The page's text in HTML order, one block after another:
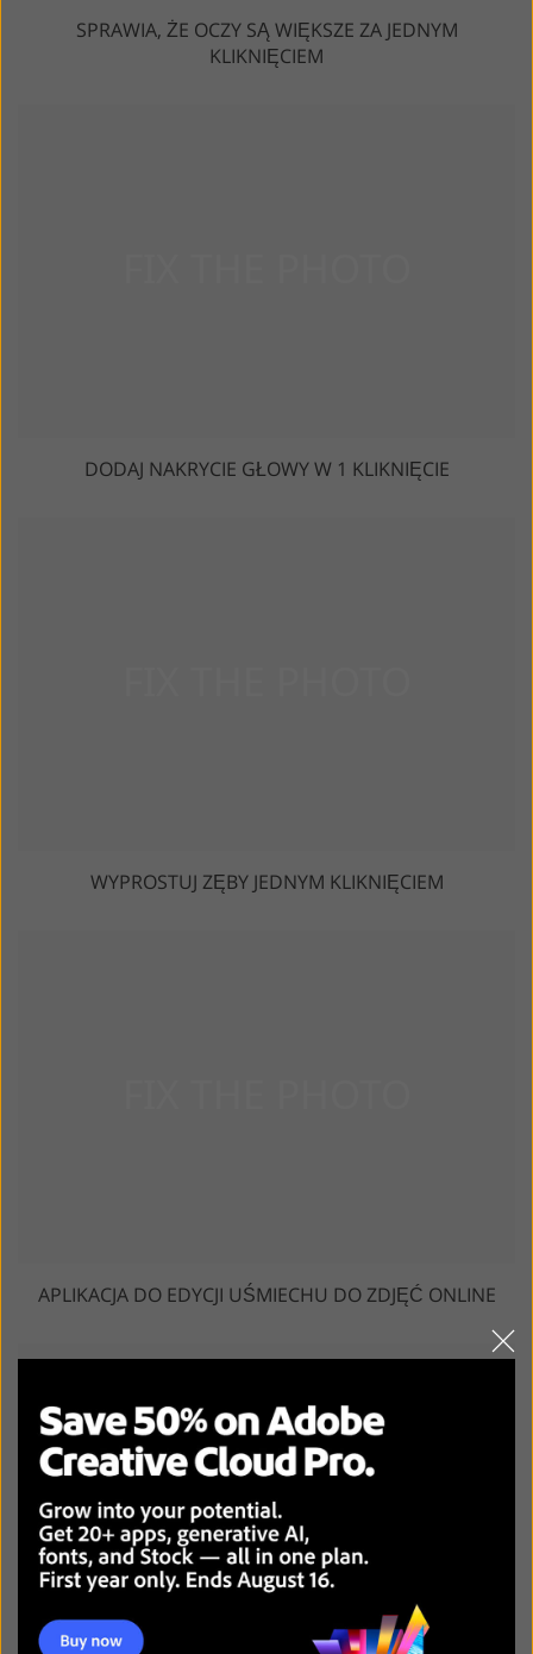
SPRAWIA, ŻE OCZY SĄ WIĘKSZE ZA JEDNYM
KLIKNIĘCIEM
DODAJ NAKRYCIE GŁOWY W 1 KLIKNIĘCIE
WYPROSTUJ ZĘBY JEDNYM KLIKNIĘCIEM
APLIKACJA DO EDYCJI UŚMIECHU DO ZDJĘĆ ONLINE